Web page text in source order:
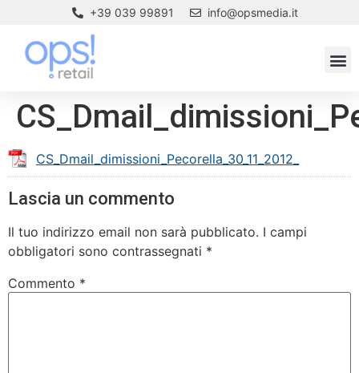
+39 039 99891 info@opsmedia.it
CS_Dmail_dimissioni_Pecorella_30_11_2012_
Lascia un commento
Il tuo indirizzo email non sarà pubblicato. I campi
obbligatori sono contrassegnati *
Commento *